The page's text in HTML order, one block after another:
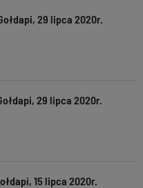
29 lipca 2020r.
29 lipca 2020r.
15 lipca 2020r.